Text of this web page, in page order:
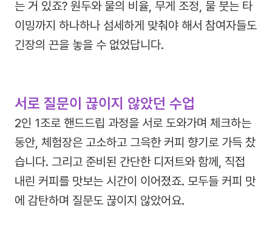
는 거 있죠? 원두와 물의 비율, 무게 조정, 물 붓는 타
이밍까지 하나하나 섬세하게 맞춰야 해서 참여자들도
긴장의 끈을 놓을 수 없었답니다.
서로 질문이 끊이지 않았던 수업
2인 1조로 핸드드립 과정을 서로 도와가며 체크하는
동안, 체험장은 고소하고 그윽한 커피 향기로 가득 찼
습니다. 그리고 준비된 간단한 디저트와 함께, 직접
내린 커피를 맛보는 시간이 이어졌죠. 모두들 커피 맛
에 감탄하며 질문도 끊이지 않았어요.